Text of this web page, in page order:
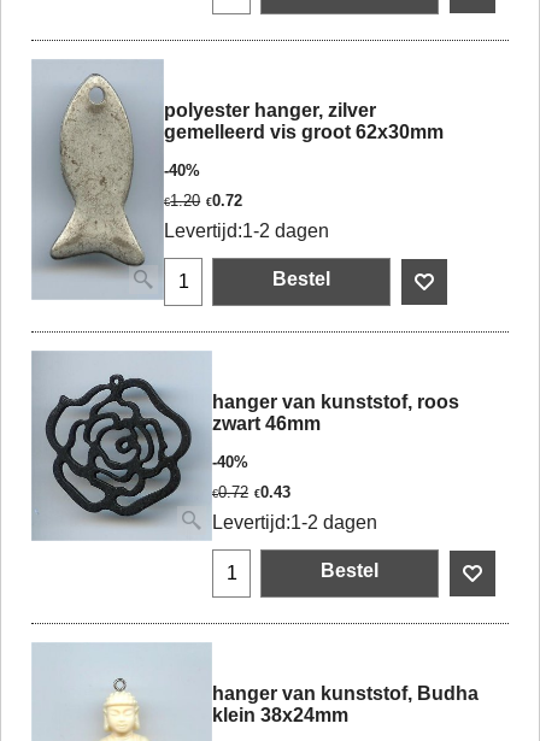
polyester hanger, zilver
gemelleerd vis groot 62x30mm
-40%
€1.20 €0.72
Levertijd:1-2 dagen
Bestel
hanger van kunststof, roos
zwart 46mm
-40%
€0.72 €0.43
Levertijd:1-2 dagen
Bestel
hanger van kunststof, Budha
klein 38x24mm